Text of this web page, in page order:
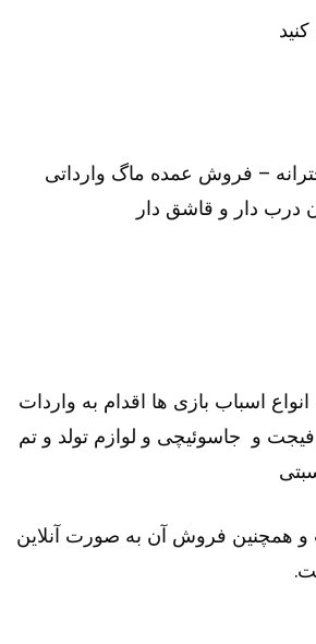
– فروش عمده ماگ وارداتی
درب دار و قاشق دار
اسباب بازی ها اقدام به واردات
فیجت و جاسوئیچی و لوازم تولد و تم
همچنین فروش آن به صورت آنلاین